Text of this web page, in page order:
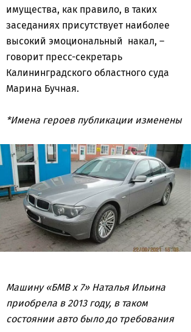
имущества, как правило, в таких
заседаниях присутствует наиболее
высокий эмоциональный накал, –
говорит пресс-секретарь
Калининградского областного суда
Марина Бучная.
*Имена героев публикации изменены
Машину «БМВ х 7» Наталья Ильина
приобрела в 2013 году, в таком
состоянии авто было до требования